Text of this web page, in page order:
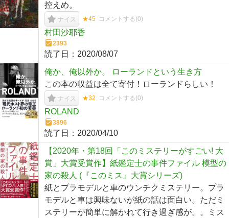
控えめ。
ナイス ★45 コメントする(0)
村田沙耶香
2393
読了日： 2020/08/07
俺か、俺以外か。 ローランドという生き方
この本の収益は全て寄付！ローランドらしい！
ナイス ★32 コメントする(0)
ROLAND
3896
読了日： 2020/04/10
【2020年・第18回「このミステリーがすごい! 大
賞」大賞受賞作】紙鑑定士の事件ファイル 模型の
家の殺人 (『このミス』大賞シリーズ)
紙とプラモデルと車のウンチクミステリー。プラ
モデルと車は興味ないが紙の話は面白い。ただミ
ステリーが簡単に解かれて行き過ぎ感が。。ミス